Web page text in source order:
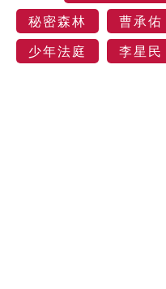
秘密森林
曹承佑
少年法庭
李星民